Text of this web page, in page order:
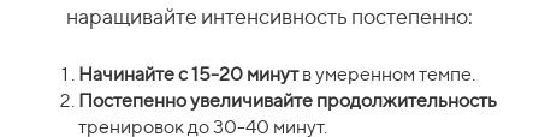
наращивайте интенсивность постепенно:
Начинайте с 15-20 минутв умеренном темпе.
Постепенно увеличивайте продолжительность
тренировок до 30-40 минут.